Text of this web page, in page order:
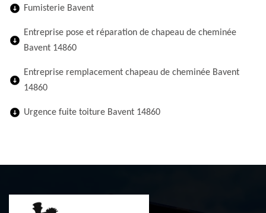
Fumisterie Bavent
Entreprise pose et réparation de chapeau de cheminée
Bavent 14860
Entreprise remplacement chapeau de cheminée Bavent
14860
Urgence fuite toiture Bavent 14860